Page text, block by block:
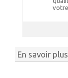
En savoir plus